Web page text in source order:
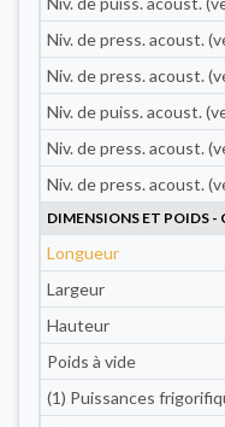
Niv. de press. acoust.
Niv. de press. acoust.
Niv. de puiss. acoust.
Niv. de press. acoust.
Niv. de press. acoust.
DIMENSIONS ET POIDS
Longueur
Largeur
Hauteur
Poids à vide
(1) Puissances